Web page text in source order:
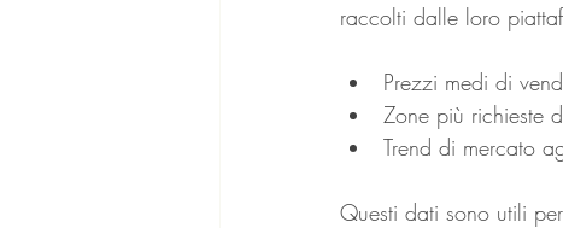
raccolti dalle loro
Prezzi medi di
Zone più richieste
Trend di mercato
Questi dati sono utili